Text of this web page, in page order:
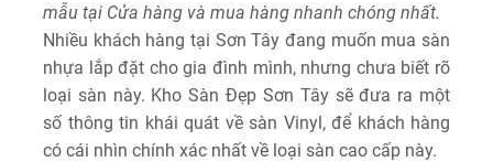
mẫu tại Cửa hàng và mua hàng nhanh chóng nhất.
Nhiều khách hàng tại Sơn Tây đang muốn mua sàn
nhựa lắp đặt cho gia đình mình, nhưng chưa biết rõ
loại sàn này. Kho Sàn Đẹp Sơn Tây sẽ đưa ra một
số thông tin khái quát về sàn Vinyl, để khách hàng
có cái nhìn chính xác nhất về loại sàn cao cấp này.